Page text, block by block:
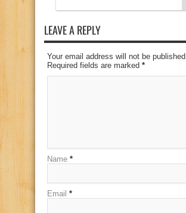
LEAVE A REPLY
Your email address will not be published.
Required fields are marked *
Name *
Email *